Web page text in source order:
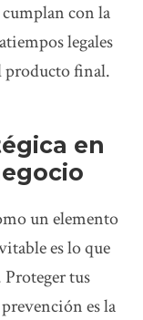
con la
legales
producto final.
en
un elemento
es lo que
tus
es la